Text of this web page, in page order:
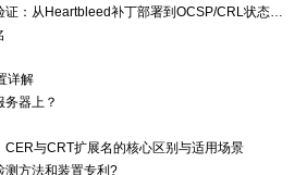
漏洞修复后SSL证书有效性验证：从Heartbleed补丁部署到OCSP/CRL状态检查的全链路确认方法
详解
器上？
与CRT扩展名的核心区别与适用场景
测方法和装置专利?